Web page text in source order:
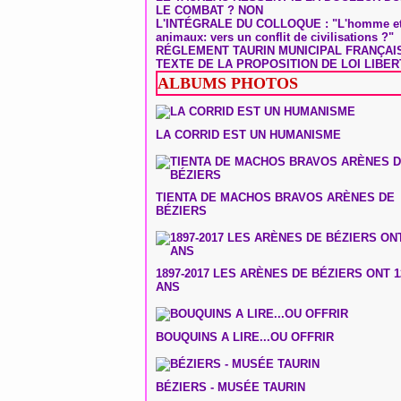
LE COMBAT ? NON
L'INTÉGRALE DU COLLOQUE : "L'homme
animaux: vers un conflit de civilisations ?"
RÉGLEMENT TAURIN MUNICIPAL
TEXTE DE LA PROPOSITION DE LOI
ALBUMS PHOTOS
LA CORRID EST UN HUMANISME
TIENTA DE MACHOS BRAVOS ARÈNES DE
BÉZIERS
1897-2017 LES ARÈNES DE BÉZIERS ONT
ANS
BOUQUINS A LIRE...OU OFFRIR
BÉZIERS - MUSÉE TAURIN